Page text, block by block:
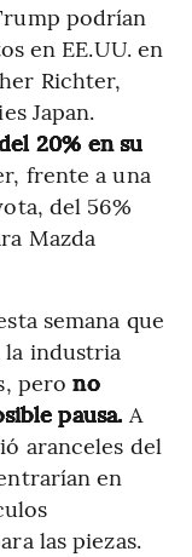
podrían
en EE.UU. en
Richter,
Japan.
20% en su
frente a una
del 56%
Mazda
semana que
industria
perono
pausa. A
aranceles del
en
las piezas.